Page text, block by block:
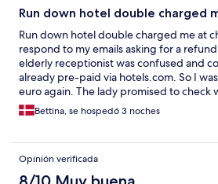
Run down hotel double charged
Run down hotel double charged me at
respond to my emails asking for a
elderly receptionist was confused and
already pre-paid via hotels.com. So I
euro again. The lady promised to check
same day and email me. Now 3 weeks
Or any responds. I called 2 times, and
my emails. But after checking her email,
Really poor service. About the hotel I can
building, great food and service at the
Bettina, se hospedó 3 noches
Opinión verificada